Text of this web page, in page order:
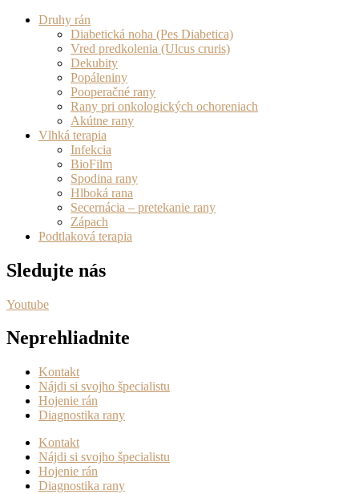
Druhy rán
Diabetická noha (Pes Diabetica)
Vred predkolenia (Ulcus cruris)
Dekubity
Popáleniny
Pooperačné rany
Rany pri onkologických ochoreniach
Akútne rany
Vlhká terapia
Infekcia
BioFilm
Spodina rany
Hlboká rana
Secernácia – pretekanie rany
Zápach
Podtlaková terapia
Sledujte nás
Youtube
Neprehliadnite
Kontakt
Nájdi si svojho špecialistu
Hojenie rán
Diagnostika rany
Kontakt
Nájdi si svojho špecialistu
Hojenie rán
Diagnostika rany